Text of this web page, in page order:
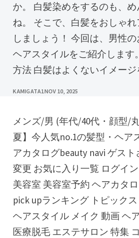
か。 白髪染めをするのも、め
ね。 そこで、白髪をおしゃ
しましょう！ 今回は、男性
ヘアスタイルをご紹介します
方法 白髪はよくないイメージ
KAMIGATA1NOV 10, 2025
メンズ/男 (年代/40代・顔型/丸顔)の【2022春
夏】今人気no.1の髪型・ヘア
アカタログbeauty navi ゲス
変更 お気に入り一覧 ログイ
美容室 美容室予約 ヘアカタ
pick upランキング トピック
ヘアスタイル メイク 動画 ヘ
医療脱毛 エステサロン 特集